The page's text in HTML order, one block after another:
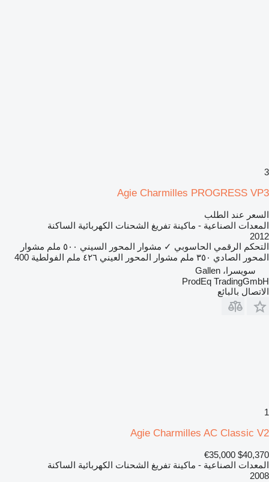
3
Agie Charmilles PROGRESS VP3
السعر عند الطلب
المعدات الصناعية - ماكينة تفريغ الشحنات الكهربائية الساكنة
2012
التحكم الرقمي الحاسوبي ✓ مشوار المحور السيني ٥٠٠ ملم
مشوار
المحور الصادي ٣٥٠ ملم مشوار المحور العيني ٤٢٦ ملم الفولطية 400
سويسرا، Gallen
ProdEq TradingGmbH
الاتصال بالبائع
1
Agie Charmilles AC Classic V2
$40,370
€35,000
المعدات الصناعية - ماكينة تفريغ الشحنات الكهربائية الساكنة
2008